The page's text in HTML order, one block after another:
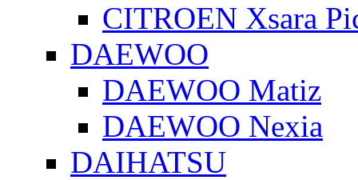
CITROEN Xsara
DAEWOO
DAEWOO Matiz
DAEWOO Nexia
DAIHATSU